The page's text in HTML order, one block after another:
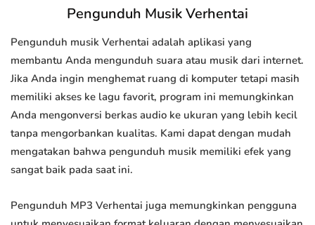
Pengunduh Musik Verhentai
Pengunduh musik Verhentai adalah aplikasi yang
membantu Anda mengunduh suara atau musik dari internet.
Jika Anda ingin menghemat ruang di komputer tetapi masih
memiliki akses ke lagu favorit, program ini memungkinkan
Anda mengonversi berkas audio ke ukuran yang lebih kecil
tanpa mengorbankan kualitas. Kami dapat dengan mudah
mengatakan bahwa pengunduh musik memiliki efek yang
sangat baik pada saat ini.
Pengunduh MP3 Verhentai juga memungkinkan pengguna